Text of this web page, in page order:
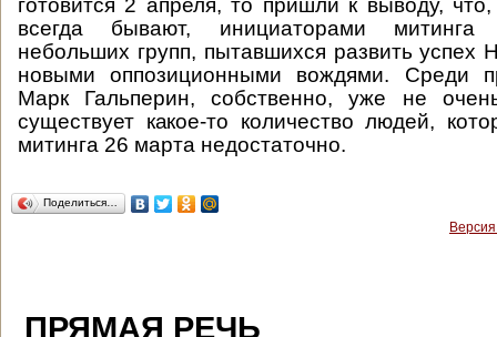
готовится 2 апреля, то пришли к выводу,
всегда бывают, инициаторами митинга
небольших групп, пытавшихся развить успех
новыми оппозиционными вождями. Среди
Марк Гальперин, собственно, уже не
существует какое-то количество людей,
митинга 26 марта недостаточно.
Поделиться…
ПРЯМАЯ РЕЧЬ